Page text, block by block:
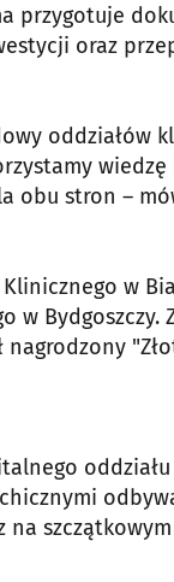
przygotuje
oraz
oddziałów
obu stron –
w
w Bydgoszczy.
na